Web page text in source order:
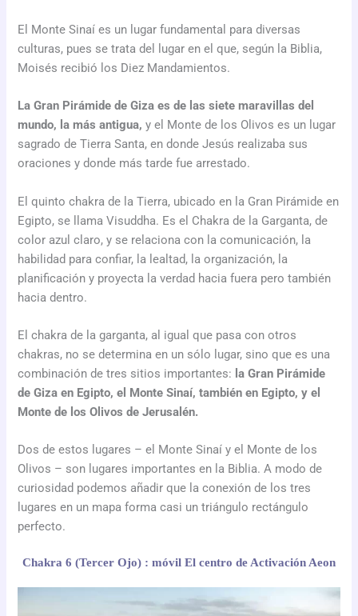
El Monte Sinaí es un lugar fundamental para diversas
culturas, pues se trata del lugar en el que, según la Biblia,
Moisés recibió los Diez Mandamientos.
La Gran Pirámide de Giza es de las siete maravillas del
mundo, la más antigua, y el Monte de los Olivos es un lugar
sagrado de Tierra Santa, en donde Jesús realizaba sus
oraciones y donde más tarde fue arrestado.
El quinto chakra de la Tierra, ubicado en la Gran Pirámide en
Egipto, se llama Visuddha. Es el Chakra de la Garganta, de
color azul claro, y se relaciona con la comunicación, la
habilidad para confiar, la lealtad, la organización, la
planificación y proyecta la verdad hacia fuera pero también
hacia dentro.
El chakra de la garganta, al igual que pasa con otros
chakras, no se determina en un sólo lugar, sino que es una
combinación de tres sitios importantes: la Gran Pirámide
de Giza en Egipto, el Monte Sinaí, también en Egipto, y el
Monte de los Olivos de Jerusalén.
Dos de estos lugares – el Monte Sinaí y el Monte de los
Olivos – son lugares importantes en la Biblia. A modo de
curiosidad podemos añadir que la conexión de los tres
lugares en un mapa forma casi un triángulo rectángulo
perfecto.
Chakra 6 (Tercer Ojo) : móvil El centro de Activación Aeon